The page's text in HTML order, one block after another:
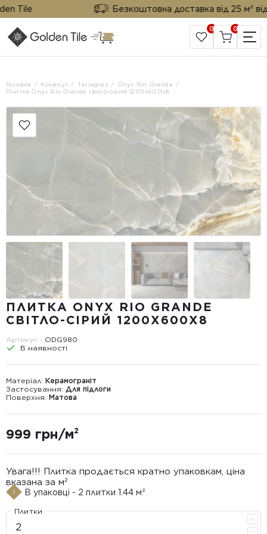
Tile Безкоштовна доставка від 25 м² від
САЙТ КОМПАНІЇ
0 0
Головна Колекції Terragres
Onyx Rio Grande
Плитка Onyx Rio Grande світло-сірий 1200x600x8
ПЛИТКА ONYX RIO GRANDE
СВІТЛО-СІРИЙ 1200X600X8
Артикул - ODG980
В наявності
Матеріал: Керамограніт
Застосування: Для підлоги
Поверхня: Матова
999 грн/м²
Увага!!! Плитка продається кратно упаковкам, ціна
вказана за м²
В упаковці - 2 плитки 1.44 м²
Плитки